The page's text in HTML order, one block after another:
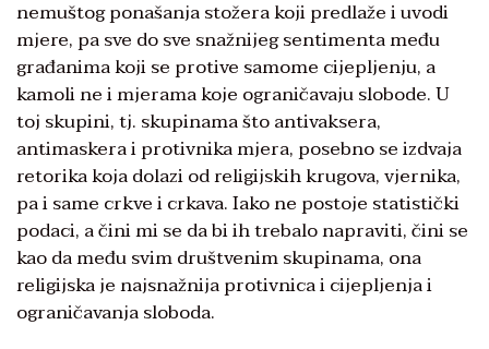
nemuštog ponašanja stožera koji predlaže i uvodi
mjere, pa sve do sve snažnijeg sentimenta među
građanima koji se protive samome cijepljenju, a
kamoli ne i mjerama koje ograničavaju slobode. U
toj skupini, tj. skupinama što antivaksera,
antimaskera i protivnika mjera, posebno se izdvaja
retorika koja dolazi od religijskih krugova, vjernika,
pa i same crkve i crkava. Iako ne postoje statistički
podaci, a čini mi se da bi ih trebalo napraviti, čini se
kao da među svim društvenim skupinama, ona
religijska je najsnažnija protivnica i cijepljenja i
ograničavanja sloboda.